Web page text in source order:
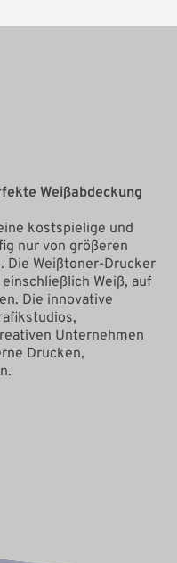
Weißabdeckung
kostspielige und
nur von größeren
Die Weißtoner-Drucker
Weiß, auf
Die innovative
Unternehmen
Drucken,